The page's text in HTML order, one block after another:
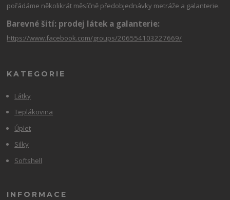
pořádáme několikrát měsíčně předobjednávky metráže a galanterie.
Barevné šití: prodej látek a galanterie:
https://www.facebook.com/groups/206554103227669/
KATEGORIE
Látky
Teplákovina
Úplet
Silky
Softshell
INFORMACE